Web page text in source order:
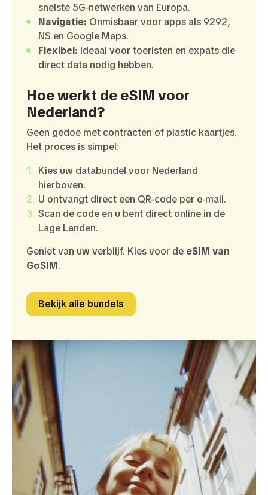
snelste 5G-netwerken van Europa.
Navigatie: Onmisbaar voor apps als 9292,
NS en Google Maps.
Flexibel: Ideaal voor toeristen en expats die
direct data nodig hebben.
Hoe werkt de eSIM voor
Nederland?
Geen gedoe met contracten of plastic kaartjes.
Het proces is simpel:
Kies uw databundel voor Nederland
hierboven.
U ontvangt direct een QR-code per e-mail.
Scan de code en u bent direct online in de
Lage Landen.
Geniet van uw verblijf. Kies voor de eSIM van
GoSIM.
Bekijk alle bundels